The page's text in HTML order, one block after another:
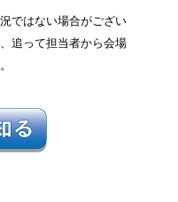
ではない場合がござい
追って担当者から会場